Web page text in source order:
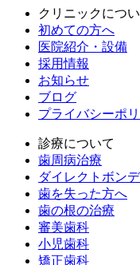
クリニックにつ
初めての方へ
医院紹介・設備
採用情報
お知らせ
ブログ
プライバシーポ
診療について
歯周病治療
ダイレクトボン
歯を失った方へ
歯の根の治療
審美歯科
小児歯科
矯正歯科